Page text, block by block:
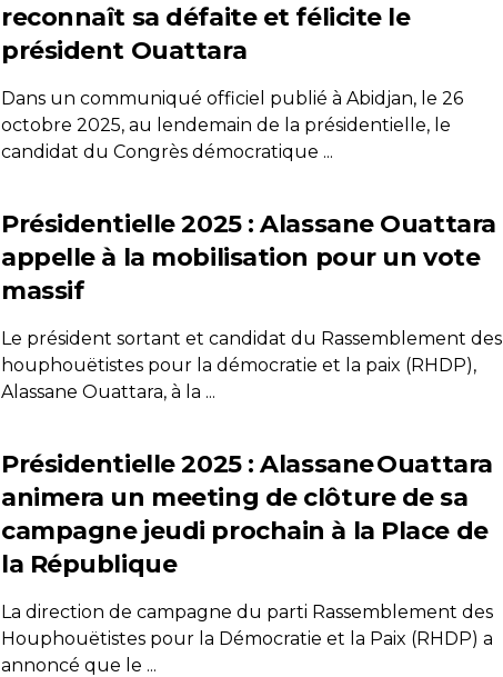
reconnaît sa défaite et félicite le
président Ouattara
Dans un communiqué officiel publié à Abidjan, le 26
octobre 2025, au lendemain de la présidentielle, le
candidat du Congrès démocratique ...
Présidentielle 2025 : Alassane Ouattara
appelle à la mobilisation pour un vote
massif
Le président sortant et candidat du Rassemblement des
houphouëtistes pour la démocratie et la paix (RHDP),
Alassane Ouattara, à la ...
Présidentielle 2025 : Alassane Ouattara
animera un meeting de clôture de sa
campagne jeudi prochain à la Place de
la République
La direction de campagne du parti Rassemblement des
Houphouëtistes pour la Démocratie et la Paix (RHDP) a
annoncé que le ...